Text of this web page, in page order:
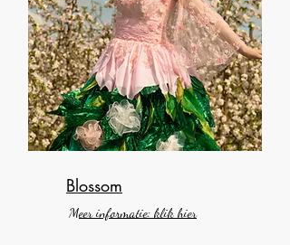
Blossom
Meer informatie: klik hier